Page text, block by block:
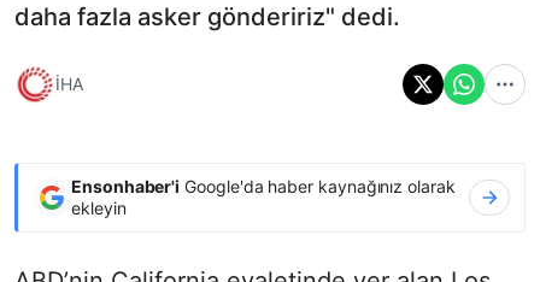
daha fazla asker göndeririz" dedi.
İHA
Ensonhaber'i Google'da haber kaynağınız olarak
ekleyin